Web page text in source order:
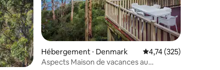
Hébergement ⋅ Denmark Évaluation moyenne
4,74 (325)
Aspects Maison de vacances au